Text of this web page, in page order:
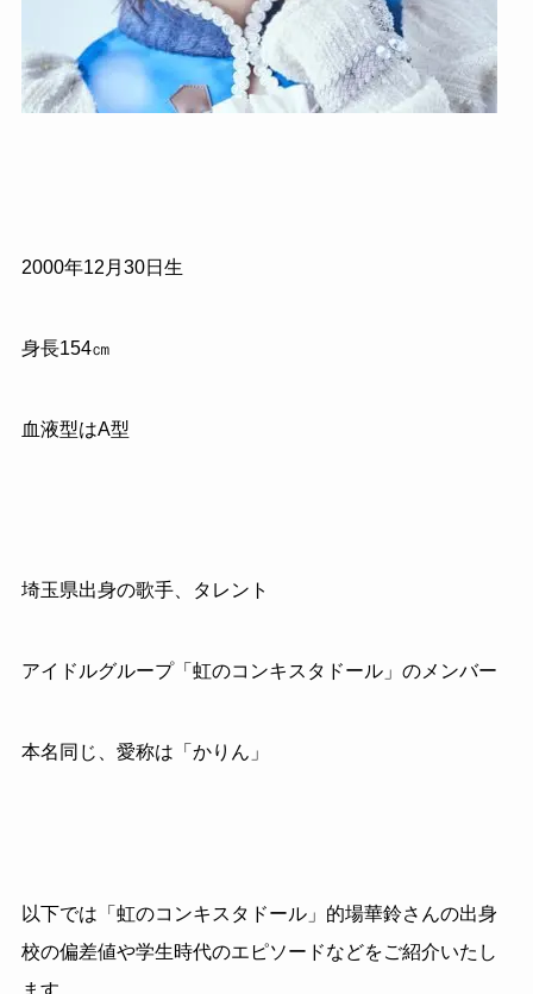
2000年12月30日生
身長154㎝
血液型はA型
埼玉県出身の歌手、タレント
アイドルグループ「虹のコンキスタドール」のメンバー
本名同じ、愛称は「かりん」
以下では「虹のコンキスタドール」的場華鈴さんの出身
校の偏差値や学生時代のエピソードなどをご紹介いたし
ます